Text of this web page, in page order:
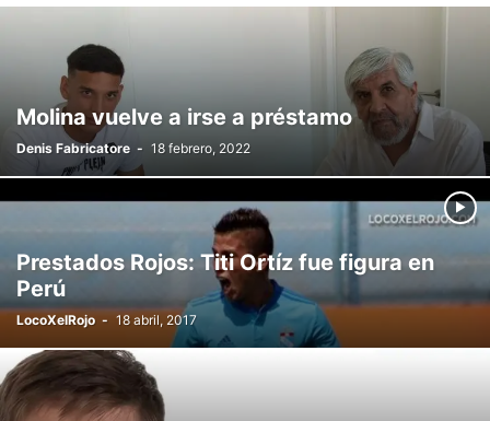
#VENTADEENTRADAS ACTUALIDAD COPA ARGENTINA
INFERIORES RESERVA
Molina vuelve a irse a préstamo
Denis Fabricatore - 18 febrero, 2022
Prestados Rojos: Titi Ortíz fue figura en
Perú
LocoXelRojo - 18 abril, 2017